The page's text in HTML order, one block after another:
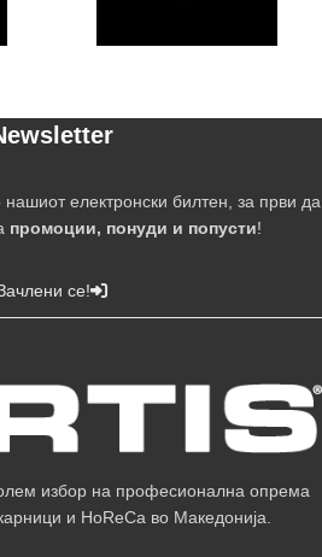
електронски билтен, за први да
промоции, понуди и попусти!
се!
избор на професионална опрема
и HoReCa во Македонија.